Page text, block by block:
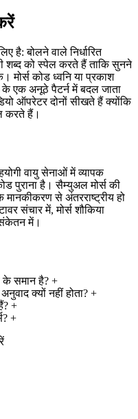
है: बोलने वाले निर्धारित
शब्द को स्पेल करते हैं ताकि सुनने
मोर्स कोड ध्वनि या प्रकाश
एक अनूठे पैटर्न में बदल जाता
ऑपरेटर दोनों सीखते हैं क्योंकि
करते हैं।
वायु सेनाओं में व्यापक
पुराना है। सैम्युअल मोर्स की
से अंतरराष्ट्रीय हो
संचार में, मोर्स शौकिया
में।
के समान है? +
क्यों नहीं होता? +
+
+